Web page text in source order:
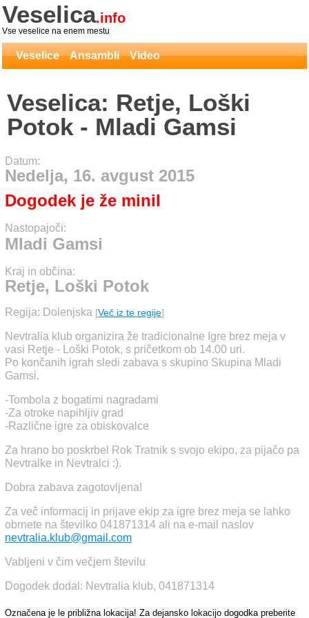
Veselica.info
Vse veselice na enem mestu
Veselice Ansambli Video
Veselica: Retje, Loški
Potok - Mladi Gamsi
Datum:
Nedelja, 16. avgust 2015
Dogodek je že minil
Nastopajoči:
Mladi Gamsi
Kraj in občina:
Retje, Loški Potok
Regija: Dolenjska [Več iz te regije]
Nevtralia klub organizira že tradicionalne Igre brez meja v
vasi Retje - Loški Potok, s pričetkom ob 14.00 uri.
Po končanih igrah sledi zabava s skupino Skupina Mladi
Gamsi.
-Tombola z bogatimi nagradami
-Za otroke napihljiv grad
-Različne igre za obiskovalce
Za hrano bo poskrbel Rok Tratnik s svojo ekipo, za pijačo pa
Nevtralke in Nevtralci :).
Dobra zabava zagotovljena!
Za več informacij in prijave ekip za igre brez meja se lahko
obrnete na številko 041871314 ali na e-mail naslov
nevtralia.klub@gmail.com
Vabljeni v čim večjem številu
Dogodek dodal: Nevtralia klub, 041871314
Označena je le približna lokacija! Za dejansko lokacijo dogodka preberite